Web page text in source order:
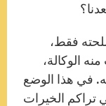
فقط،
الوكالة،
في هذا الوضع
تراكم الخيرات